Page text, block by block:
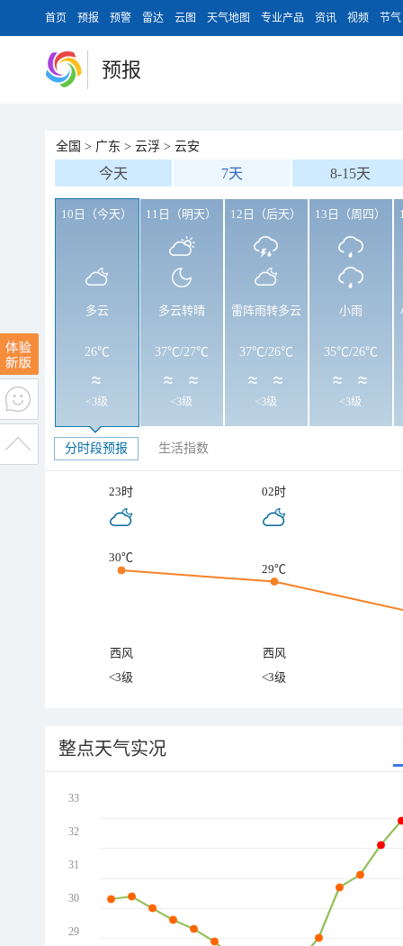
首页 预报 预警 雷达 云图 天气地图 专业产品 资讯 视频 节气
预报
全国 > 广东 > 云浮 > 云安
今天 7天 8-15天
10日（今天）
多云
26℃
<3级
11日（明天）
多云转晴
37℃/27℃
<3级
12日（后天）
雷阵雨转多云
37℃/26℃
<3级
13日（周四）
小雨
35℃/26℃
<3级
分时段预报 生活指数
23时 02时
30℃
29℃
西风
西风
<3级
<3级
整点天气实况
33
32
31
30
29